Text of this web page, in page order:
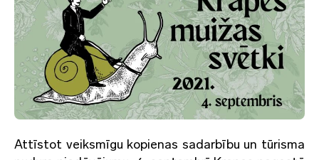
Attīstot veiksmīgu kopienas sadarbību un tūrisma